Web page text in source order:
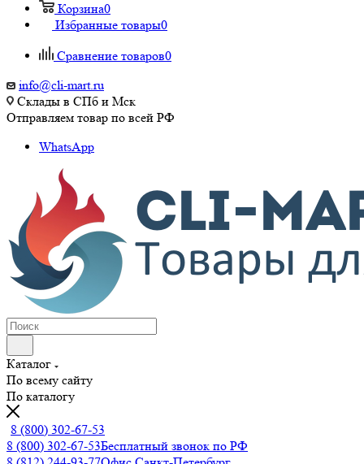
Корзина0
Избранные товары0
Сравнение товаров0
info@cli-mart.ru
Склады в СПб и Мск
Отправляем товар по всей РФ
WhatsApp
Каталог
По всему сайту
По каталогу
8 (800) 302-67-53
8 (800) 302-67-53Бесплатный звонок по РФ